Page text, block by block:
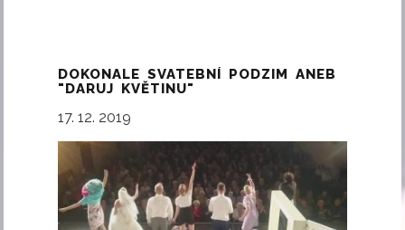
DOKONALE SVATEBNÍ PODZIM ANEB
"DARUJ KVĚTINU"
17. 12. 2019